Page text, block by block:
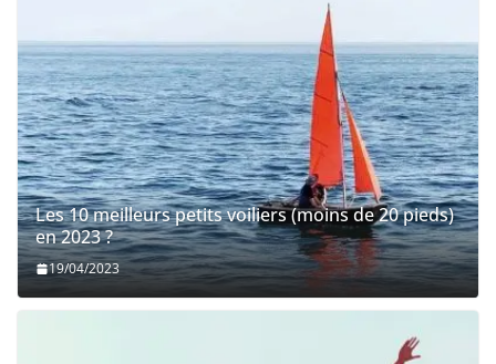
Les 10 meilleurs petits voiliers (moins de 20 pieds)
en 2023 ?
19/04/2023